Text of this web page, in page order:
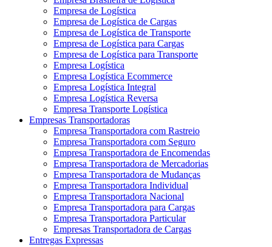
Empresa de Logística
Empresa de Logística de Cargas
Empresa de Logística de Transporte
Empresa de Logística para Cargas
Empresa de Logística para Transporte
Empresa Logística
Empresa Logística Ecommerce
Empresa Logística Integral
Empresa Logística Reversa
Empresa Transporte Logística
Empresas Transportadoras
Empresa Transportadora com Rastreio
Empresa Transportadora com Seguro
Empresa Transportadora de Encomendas
Empresa Transportadora de Mercadorias
Empresa Transportadora de Mudanças
Empresa Transportadora Individual
Empresa Transportadora Nacional
Empresa Transportadora para Cargas
Empresa Transportadora Particular
Empresas Transportadora de Cargas
Entregas Expressas